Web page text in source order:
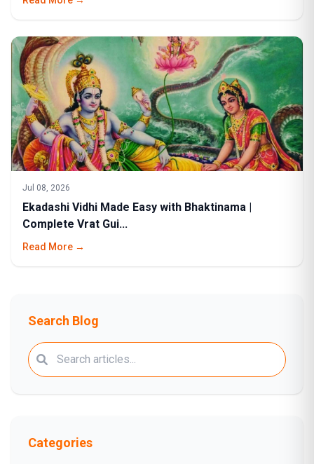
Jul 08, 2026
Ekadashi Vidhi Made Easy with Bhaktinama |
Complete Vrat Gui...
Read More →
Search Blog
Categories